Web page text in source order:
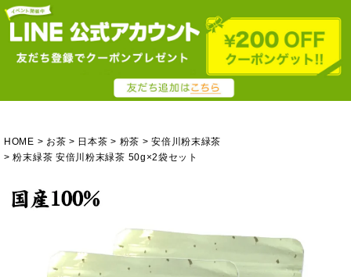
HOME お茶 日本茶 粉茶
安倍川粉末緑茶
粉末緑茶 安倍川粉末緑茶 50g×2袋セット